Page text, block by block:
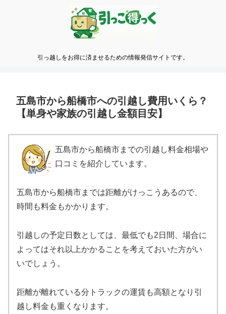
引っ越しをお得に済ませるための情報発信サイトです。
五島市から船橋市への引越し費用いくら？
【単身や家族の引越し金額目安】
五島市から船橋市までの引越し料金相場や
口コミを紹介しています。
五島市から船橋市までは距離がけっこうあるので、
時間も料金もかかります。
引越しの予定日数としては、最低でも2日間、場合に
よってはそれ以上かかることを考えておいた方がい
いでしょう。
距離が離れている分トラックの運賃も高額となり引
越し料金も重くなります。